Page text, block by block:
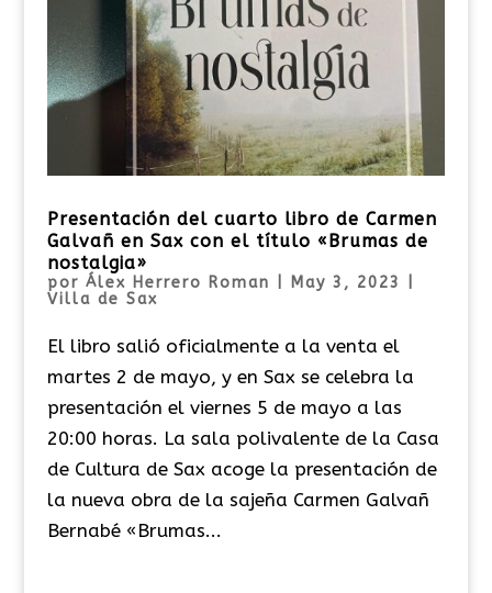
Presentación del cuarto libro de Carmen
Galvañ en Sax con el título «Brumas de
nostalgia»
por Álex Herrero Roman May 3, 2023
Villa de Sax
El libro salió oficialmente a la venta el
martes 2 de mayo, y en Sax se celebra la
presentación el viernes 5 de mayo a las
20:00 horas. La sala polivalente de la Casa
de Cultura de Sax acoge la presentación de
la nueva obra de la sajeña Carmen Galvañ
Bernabé «Brumas...